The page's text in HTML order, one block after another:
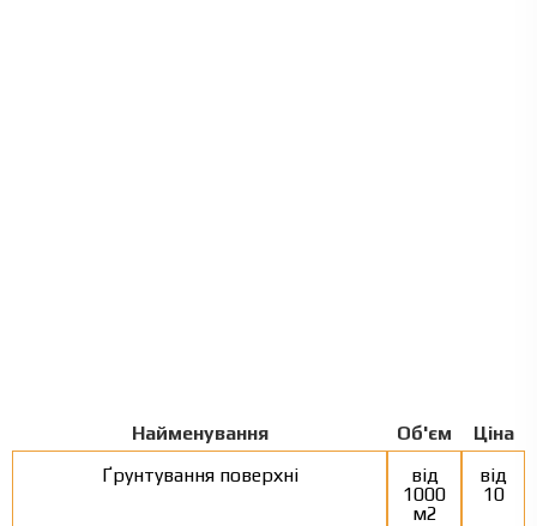
Найменування Об'єм
Ціна
Ґрунтування поверхні
від
1000
м2
від
10